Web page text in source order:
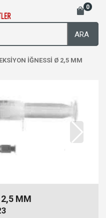
0
ARA
İĞNESSİ Ø 2,5 MM
MM